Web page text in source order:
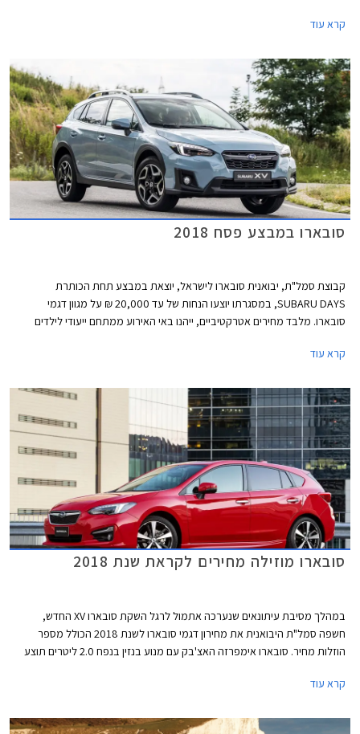
קרא עוד
סובארו במבצע פסח 2018
קבוצת סמל"ת, יבואנית סובארו לישראל, יוצאת במבצע תחת הכותרת
SUBARU DAYS, במסגרתו יוצעו הנחות של עד 20,000 ₪ על מגוון דגמי
סובארו. מלבד מחירים אטרקטיביים, ייהנו באי האירוע ממתחם ייעודי לילדים
קרא עוד
סובארו מוזילה מחירים לקראת שנת 2018
במהלך מסיבת עיתונאים שנערכה אתמול לרגל השקת סובארו XV החדש,
חשפה סמל"ת היבואנית את מחירון דגמי סובארו לשנת 2018 הכולל מספר
הוזלות מחיר. סובארו אימפרזה האצ'בק עם מנוע בנזין בנפח 2.0 ליטרים תוצע
קרא עוד